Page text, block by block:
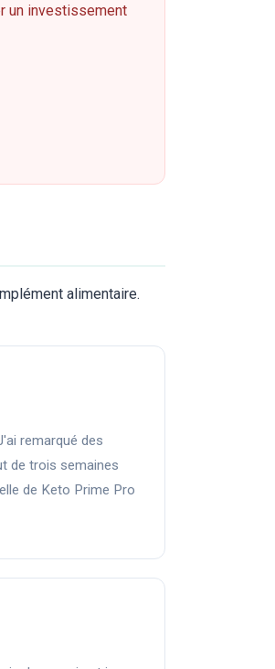
un investissement
alimentaire.
remarqué des
de trois semaines
de Keto Prime Pro